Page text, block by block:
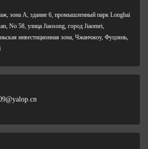
зона А, здание 6, промышленный парк Longhai
No 58, улица Jiaosong, город Jiaomei,
инвестиционная зона, Чжанчжоу, Фуцзянь,